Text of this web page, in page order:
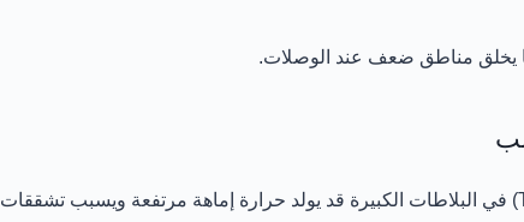
يخلق مناطق ضعف عند الوصلات.
استخدام أسمنت سريع التصلب (Type III) في البلاطات الكبيرة قد يولد حرارة إماهة مرتفعة ويسبب تشققات